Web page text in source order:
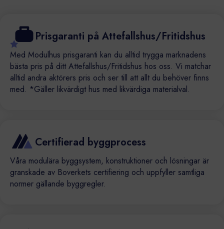
Prisgaranti på Attefallshus/Fritidshus
Med Modulhus prisgaranti kan du alltid trygga marknadens
bästa pris på ditt Attefallshus/Fritidshus hos oss. Vi matchar
alltid andra aktörers pris och ser till att allt du behöver finns
med. *Gäller likvärdigt hus med likvärdiga materialval.
Certifierad byggprocess
Våra modulära byggsystem, konstruktioner och lösningar är
granskade av Boverkets certifiering och uppfyller samtliga
normer gällande byggregler.